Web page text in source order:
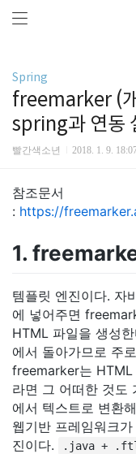
Spring
freemarker (
spring과 연동
빨간색소년 2018. 1. 9.
참조문서
: https://
1.
템플릿 엔진이다. 자
에 넣어주면
HTML 파일을 생성
에서 돌아가므로 주
freemarker는 HTML
라면 그 어떠한 것도
에서 텍스트로 변환
웹기반 프레임워크
진이다.
.java +